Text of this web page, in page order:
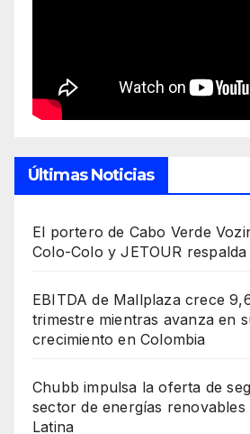
Últimas Noticias
El portero de Cabo Verde
Colo-Colo y JETOUR
EBITDA de Mallplaza crece
trimestre mientras avanza en
crecimiento en Colombia
Chubb impulsa la oferta de
sector de energías
Latina